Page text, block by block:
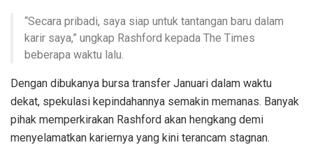
“Secara pribadi, saya siap untuk tantangan baru dalam
karir saya,” ungkap Rashford kepada The Times
beberapa waktu lalu.
Dengan dibukanya bursa transfer Januari dalam waktu
dekat, spekulasi kepindahannya semakin memanas. Banyak
pihak memperkirakan Rashford akan hengkang demi
menyelamatkan kariernya yang kini terancam stagnan.